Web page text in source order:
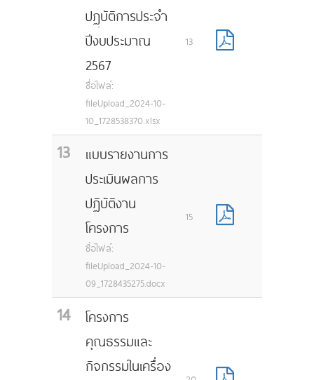
ปฏฺบัติการประจำ
ปีงบประมาณ
2567
ชื่อไฟล์:
fileUpload_2024-10-
10_1728538370.xlsx
13
13
แบบรายงานการ
ประเมินผลการ
ปฏิบัติงาน
โครงการ
ชื่อไฟล์:
fileUpload_2024-10-
09_1728435275.docx
15
14
โครงการ
คุณธรรมและ
กิจกรรมในเครื่อง